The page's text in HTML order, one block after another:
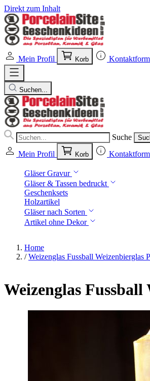
Direkt zum Inhalt
Mein Profil Korb
Suchen...
Suche
Mein Profil Korb
Gläser Gravur
Gläser & Tassen bedruckt
Geschenksets
Holzartikel
Gläser nach Sorten
Artikel ohne Dekor
Home
/ Weizenglas Fussball Weizenbierglas
Weizenglas